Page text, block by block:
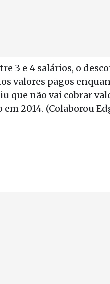
3 e 4 salários, o
valores pagos
que não vai cobrar
2014. (Colaborou